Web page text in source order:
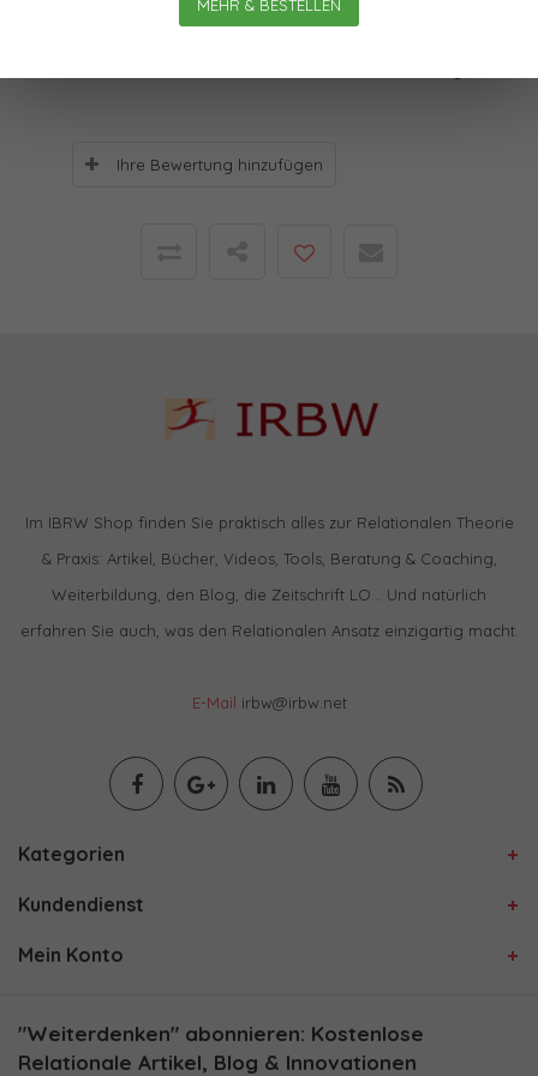
MEHR & BESTELLEN
Ihre Bewertung hinzufügen
Im IBRW Shop finden Sie praktisch alles zur Relationalen Theorie
& Praxis: Artikel, Bücher, Videos, Tools, Beratung & Coaching,
Weiterbildung, den Blog, die Zeitschrift LO… Und natürlich
erfahren Sie auch, was den Relationalen Ansatz einzigartig macht.
E-Mail irbw@irbw.net
Kategorien
Kundendienst
Mein Konto
"Weiterdenken" abonnieren: Kostenlose
Relationale Artikel, Blog & Innovationen